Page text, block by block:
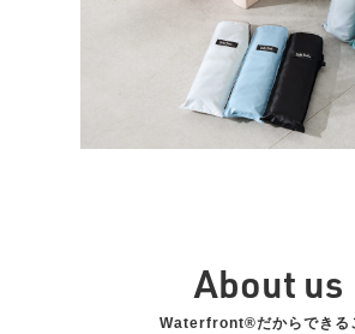
About us
Waterfront®だからできる